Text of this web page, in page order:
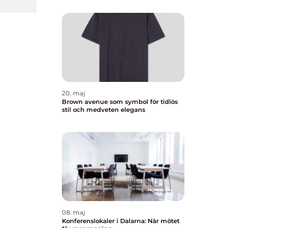
20. maj
Brown avenue som symbol för tidlös
stil och medveten elegans
08. maj
Konferenslokaler i Dalarna: När mötet